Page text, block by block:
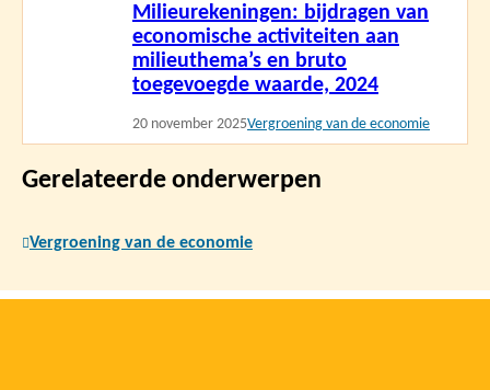
Milieurekeningen: bijdragen van
economische activiteiten aan
milieuthema’s en bruto
toegevoegde waarde, 2024
20 november 2025Vergroening van de economie
Gerelateerde onderwerpen
Vergroening van de economie